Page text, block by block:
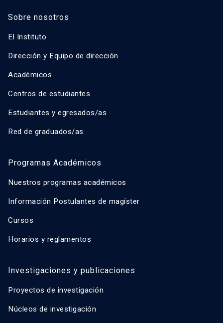
Sobre nosotros
El Instituto
Dirección y Equipo de dirección
Académicos
Centros de estudiantes
Estudiantes y egresados/as
Red de graduados/as
Programas Académicos
Nuestros programas académicos
Información Postulantes de magíster
Cursos
Horarios y reglamentos
Investigaciones y publicaciones
Proyectos de investigación
Núcleos de investigación